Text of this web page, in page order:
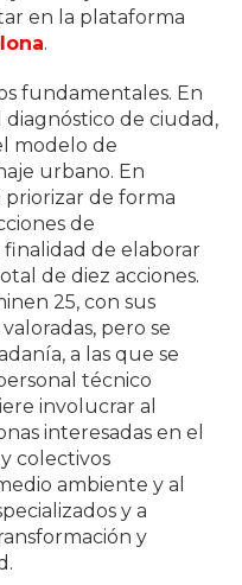
en la plataforma
.
fundamentales. En
de ciudad,
modelo de
urbano. En
de forma
de
de elaborar
de diez acciones.
25, con sus
pero se
a las que se
técnico
involucrar al
interesadas en el
colectivos
ambiente y al
y a
y